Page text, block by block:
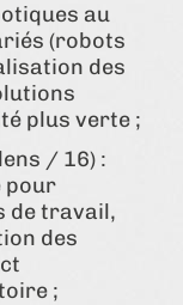
au
(robots
des
plus verte ;
/ 16) :
pour
de travail,
des
;